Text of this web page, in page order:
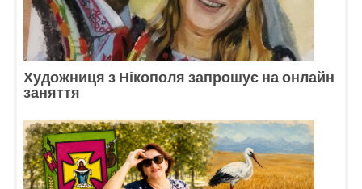
Художниця з Нікополя запрошує на онлайн
заняття